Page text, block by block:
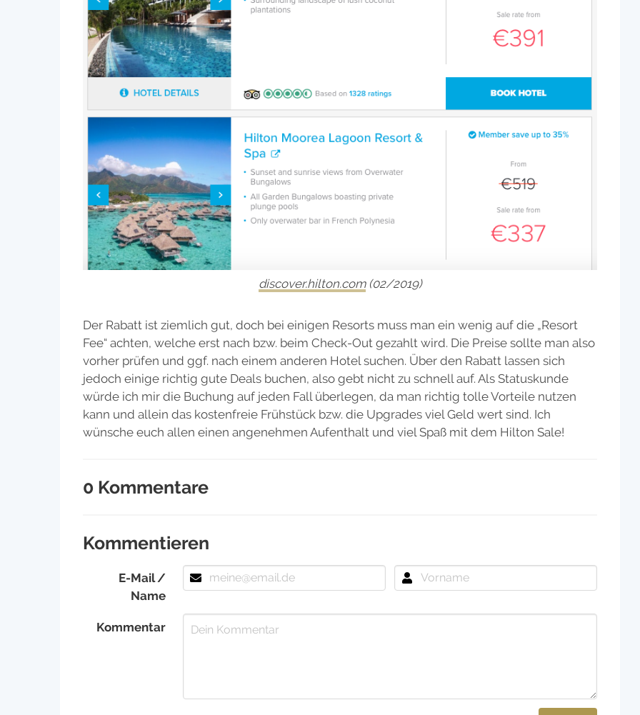
discover.hilton.com(02/2019)
Der Rabatt ist ziemlich gut, doch bei einigen Resorts muss man ein wenig auf die „Resort
Fee“ achten, welche erst nach bzw. beim Check-Out gezahlt wird. Die Preise sollte man also
vorher prüfen und ggf. nach einem anderen Hotel suchen. Über den Rabatt lassen sich
jedoch einige richtig gute Deals buchen, also gebt nicht zu schnell auf. Als Statuskunde
würde ich mir die Buchung auf jeden Fall überlegen, da man richtig tolle Vorteile nutzen
kann und allein das kostenfreie Frühstück bzw. die Upgrades viel Geld wert sind. Ich
wünsche euch allen einen angenehmen Aufenthalt und viel Spaß mit dem Hilton Sale!
0 Kommentare
Kommentieren
E-Mail /
Name
Kommentar